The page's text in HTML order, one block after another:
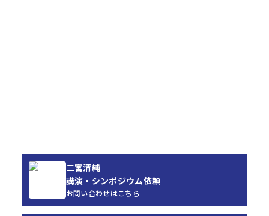
二宮清純
講演・シンポジウム依頼
お問い合わせはこちら